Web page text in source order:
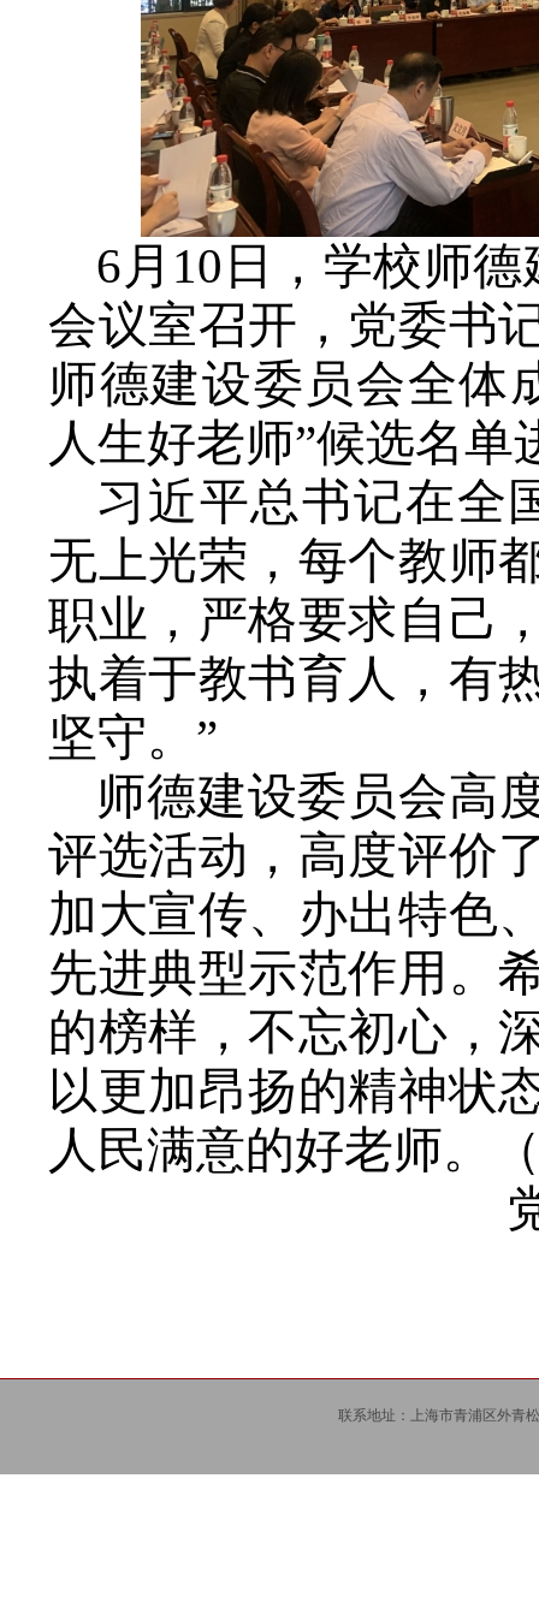
6月 10 日，学校师
会议室召开，党委书
师德建设委员会全体
人生好老师”候选名单
习近平总书记在全
无上光荣，每个教师
职业，严格要求自己
执着于教书育人，有
坚守。”
师德建设委员会高
评选活动，高度评价
加大宣传、办出特色
先进典型示范作用。
的榜样，不忘初心，
以更加昂扬的精神状
人民满意的好老师。
联系地址：上海市青浦区外青